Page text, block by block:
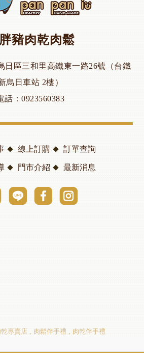
豬肉乾肉鬆
日區三和里高鐵東一路26號（台鐵
烏日車站 2樓）
話
0923560383
線上訂購 訂單查詢
門市介紹 最新消息
乾專賣店 肉鬆伴手禮 肉乾伴手禮